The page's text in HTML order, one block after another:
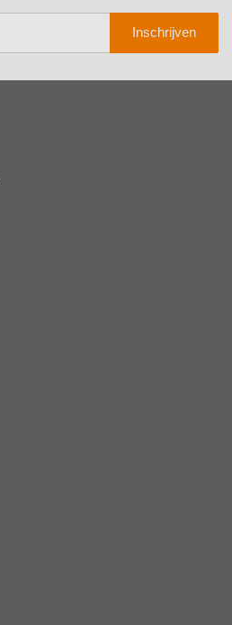
Inschrijven